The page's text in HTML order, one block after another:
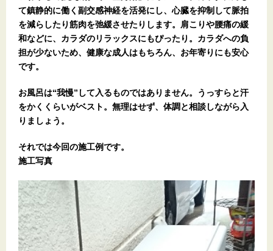
て鎮静的に働く副交感神経を活発にし、心臓を抑制して脈拍
を減らしたり筋肉を弛緩させたりします。肩こりや腰痛の緩
和などに、カラダのリラックスにもぴったり。カラダへの負
担が少ないため、健康な成人はもちろん、お年寄りにも安心
です。
お風呂は“我慢”して入るものではありません。うっすらと汗
をかくくらいがベスト。無理はせず、体調と相談しながら入
りましょう。
それでは今回の施工例です。
施工写真